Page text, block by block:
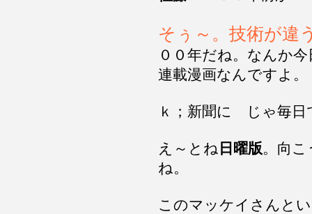
そぅ～。技術が違
００年だね。なんか
連載漫画なんですよ。
ｋ；新聞に じゃ毎日
え～とね 日曜版。向
ね。
このマッケイさんと